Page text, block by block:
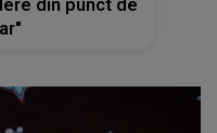
din punct de